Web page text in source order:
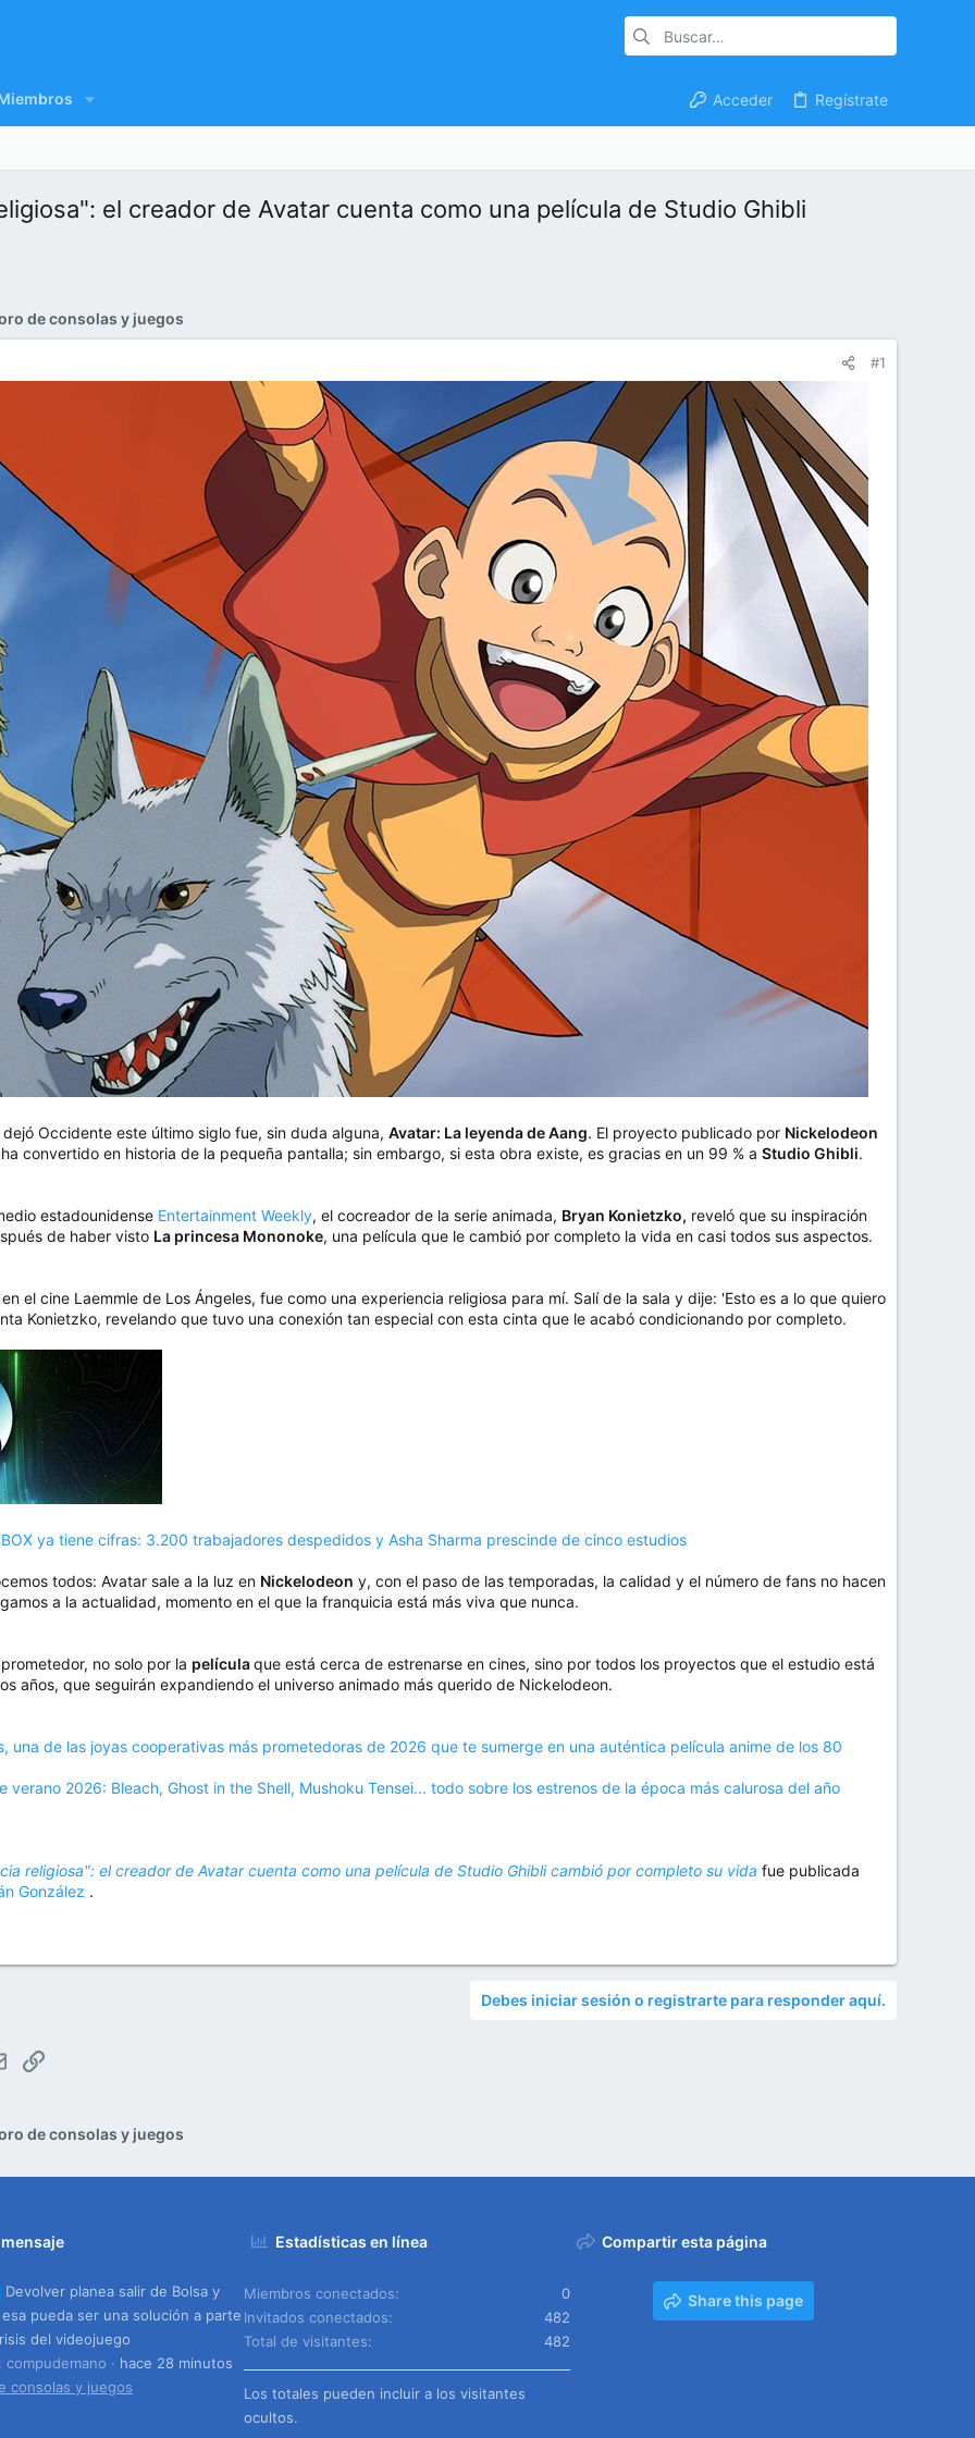
Acceder Regístrate
el creador de Avatar cuenta como una película de Studio Ghibli
de consolas y juegos
#1
Occidente este último siglo fue, sin duda alguna, Avatar: La leyenda de Aang. El proyecto publicado por Nickelodeon
convertido en historia de la pequeña pantalla; sin embargo, si esta obra existe, es gracias en un 99 % a Studio Ghibli.
estadounidense Entertainment Weekly, el cocreador de la serie animada, Bryan Konietzko, reveló que su inspiración
de haber visto La princesa Mononoke, una película que le cambió por completo la vida en casi todos sus aspectos.
el cine Laemmle de Los Ángeles, fue como una experiencia religiosa para mí. Salí de la sala y dije: 'Esto es a lo que quiero
Konietzko, revelando que tuvo una conexión tan especial con esta cinta que le acabó condicionando por completo.
ya tiene cifras: 3.200 trabajadores despedidos y Asha Sharma prescinde de cinco estudios
todos: Avatar sale a la luz en Nickelodeon y, con el paso de las temporadas, la calidad y el número de fans no hacen
a la actualidad, momento en el que la franquicia está más viva que nunca.
no solo por la películaque está cerca de estrenarse en cines, sino por todos los proyectos que el estudio está
años, que seguirán expandiendo el universo animado más querido de Nickelodeon.
una de las joyas cooperativas más prometedoras de 2026 que te sumerge en una auténtica película anime de los 80
verano 2026: Bleach, Ghost in the Shell, Mushoku Tensei... todo sobre los estrenos de la época más calurosa del año
religiosa": el creador de Avatar cuenta como una película de Studio Ghibli cambió por completo su vida fue publicada
González .
Debes iniciar sesión o registrarte para responder aquí.
EmailEnlace
de consolas y juegos
Devolver planea salir de Bolsa y
pueda ser una solución a parte
del videojuego
compudemano
hace 28 minutos
consolas y juegos
Estadísticas en línea
Miembros conectados
0
Invitados conectados
482
Total de visitantes
482
Los totales pueden incluir a los visitantes
ocultos.
Compartir esta página
Share this page